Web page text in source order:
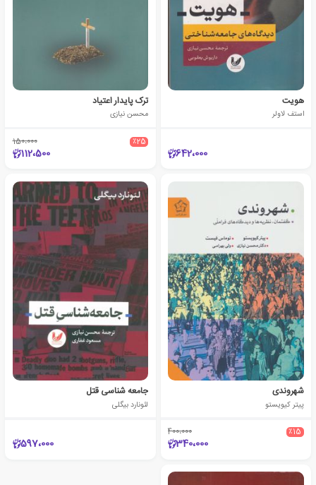
هویت
استف لاولر
642،000
ترک پایدار اعتیاد
محسن نیازی
٪25 150،000
112،500
شهروندی
پیتر کیویستو
٪15 400،000
340،000
جامعه شناسی قتل
لئونارد بیگلی
597،000